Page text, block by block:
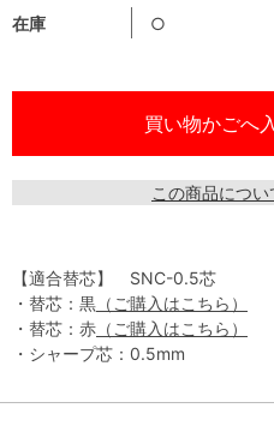
在庫 ○
この商品につ
【適合替芯】 SNC-0.5芯
・替芯：黒 （ご購入はこちら）
・替芯：赤 （ご購入はこちら）
・シャープ芯：0.5mm